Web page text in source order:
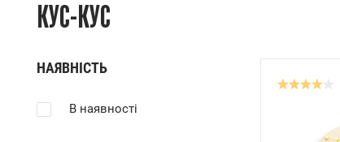
КУС-КУС
НАЯВНІСТЬ
В наявності